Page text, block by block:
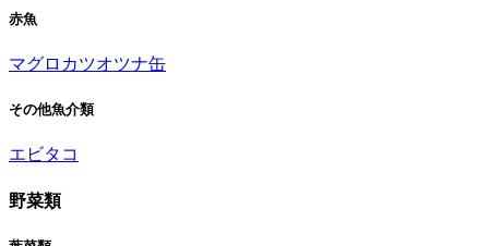
赤魚
マグロ カツオツナ缶
その他魚介類
エビタコ
野菜類